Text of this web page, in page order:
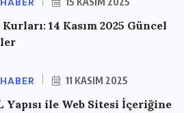
14 Kasım 2025 Güncel
11 KASIM 2025
Yapısı ile Web Sitesi İçeriğine